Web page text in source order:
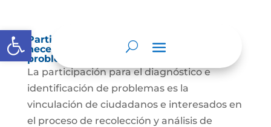
Abrir barra de herramientas
Participación para el diagnóstico de
necesidades e identificación de
problemas.
La participación para el diagnóstico e
identificación de problemas es la
vinculación de ciudadanos e interesados en
el proceso de recolección y análisis de